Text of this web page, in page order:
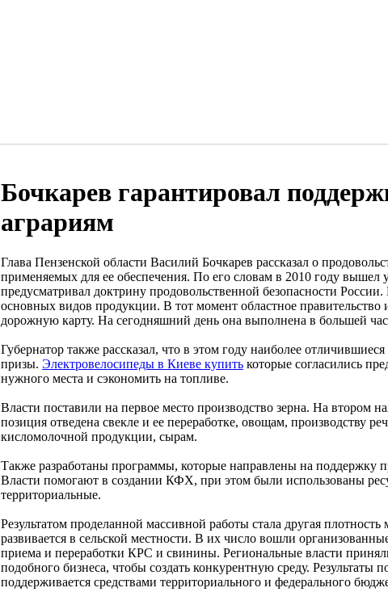
Бочкарев гарантировал
аграриям
Глава Пензенской области Василий Бочкарев рассказал о
применяемых для ее обеспечения. По его словам в 2010 году вышел
предусматривал доктрину продовольственной безопасности
основных видов продукции. В тот момент областное правительство
дорожную карту. На сегодняшний день она выполнена в большей
Губернатор также рассказал, что в этом году наиболее
призы. Электровелосипеды в Киеве купить которые согласились
нужного места и сэкономить на топливе.
Власти поставили на первое место производство зерна. На втором
позиция отведена свекле и ее переработке, овощам, производству
кисломолочной продукции, сырам.
Также разработаны программы, которые направлены на поддержку
Власти помогают в создании КФХ, при этом были использованы
территориальные.
Результатом проделанной массивной работы стала другая
развивается в сельской местности. В их число вошли
приема и переработки КРС и свинины. Региональные власти
подобного бизнеса, чтобы создать конкурентную среду. Результаты
поддерживается средствами территориального и федерального